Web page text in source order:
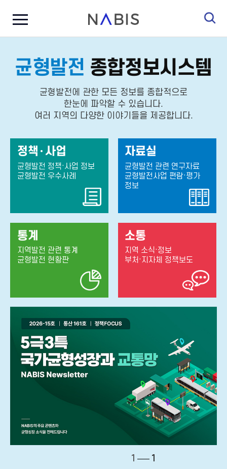
N
A
I
전
체
뉴
균형발전 종합정보시스템
균형발전에 관한 모든 정보를 종합적으로
한눈에 파악할 수 있습니다.
여러 지역의 다양한 이야기들을 제공합니다.
정책·사업
균형발전 정책·사업 정보
균형발전 우수사례
자료실
균형발전 관련 연구자료
균형발전사업 편람·평가
정보
통계
지역발전 관련 통계
균형발전 현황판
소통
지역 소식·정보
부처·지자체 정책보도
1 1